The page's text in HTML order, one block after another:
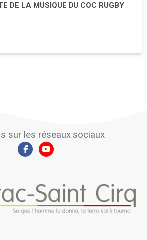
DE LA MUSIQUE DU COC RUGBY
sur les réseaux sociaux